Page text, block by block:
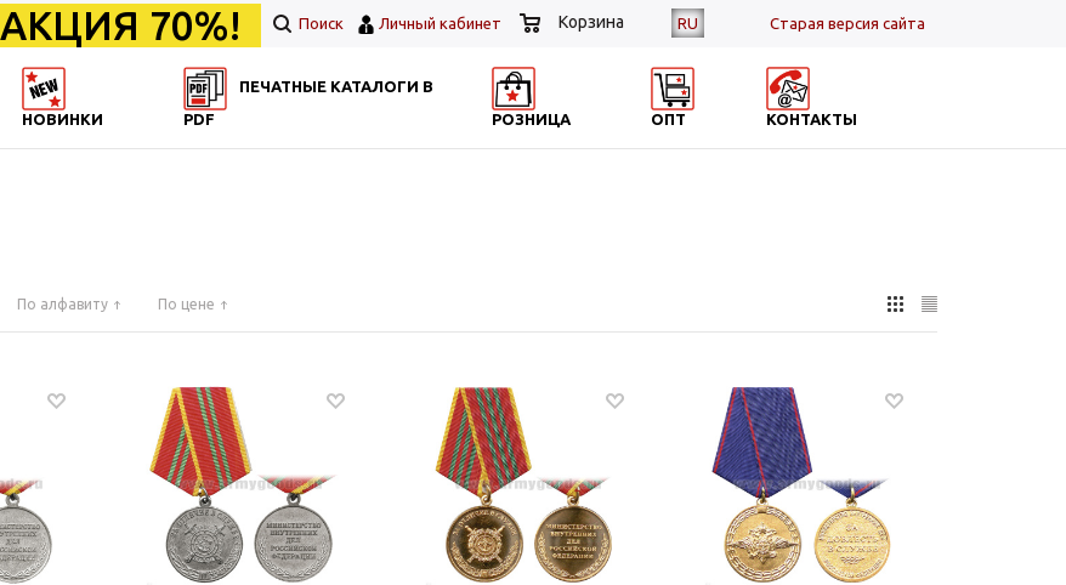
RU Cтарая версия сайта
АКЦИЯ 70%! Поиск Личный кабинет Корзина
НОВИНКИ
ПЕЧАТНЫЕ КАТАЛОГИ В
PDF
РОЗНИЦА ОПТ КОНТАКТЫ
По алфавиту По цене